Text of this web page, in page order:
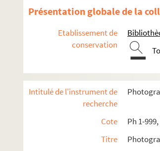
Présentation globale de la
Etablissement de
conservation
Intitulé de l'instrument de
recherche
Cote
Ph 1-
Titre
PH109073. Christ, Etienne. Militaire
PH109075. Christ, Etienne. Militaire
PH109076. Christ, Etienne. Militaire
PH109078. Christ, Etienne. Militaire
PH109079. Christ, Etienne. Homme
PH109081. Christ, Etienne. Militaire
PH109082. Costet, E.. Militaire